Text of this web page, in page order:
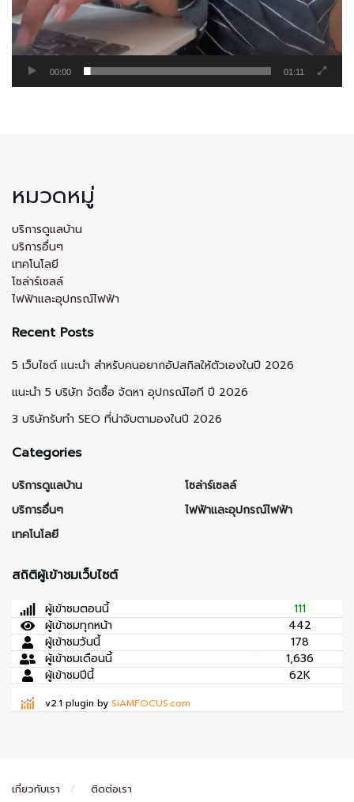
00:00 01:11
หมวดหมู่
บริการดูแลบ้าน
บริการอื่นๆ
เทคโนโลยี
โซล่าร์เซลล์
ไฟฟ้าและอุปกรณ์ไฟฟ้า
Recent Posts
5 เว็บไซต์ แนะนำ สำหรับคนอยากอัปสกิลให้ตัวเองในปี 2026
แนะนำ 5 บริษัท จัดซื้อ จัดหา อุปกรณ์ไอที ปี 2026
3 บริษัทรับทำ SEO ที่น่าจับตามองในปี 2026
Categories
บริการดูแลบ้าน
บริการอื่นๆ
เทคโนโลยี
โซล่าร์เซลล์
ไฟฟ้าและอุปกรณ์ไฟฟ้า
สถิติผู้เข้าชมเว็บไซต์
ผู้เข้าชมตอนนี้
111
ผู้เข้าชมทุกหน้า
442
ผู้เข้าชมวันนี้
178
ผู้เข้าชมเดือนนี้
1,636
ผู้เข้าชมปีนี้
62K
v2.1 plugin by SiAMFOCUS.com
เกี่ยวกับเรา ติดต่อเรา